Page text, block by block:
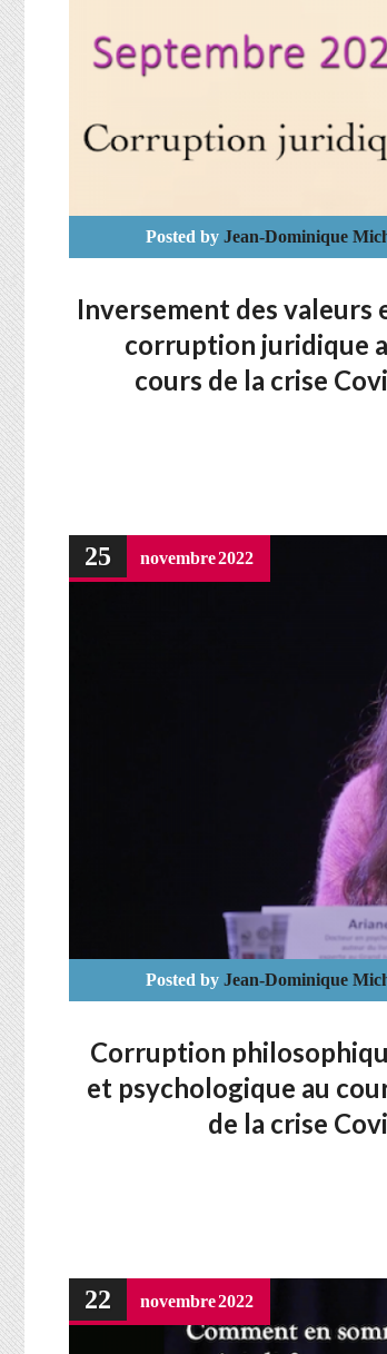
Posted by Jean-Dominique
Inversement des valeurs
corruption juridique
cours de la crise
25 novembre2022
Posted by Jean-Dominique
Corruption
et psychologique au
de la crise
22 novembre2022